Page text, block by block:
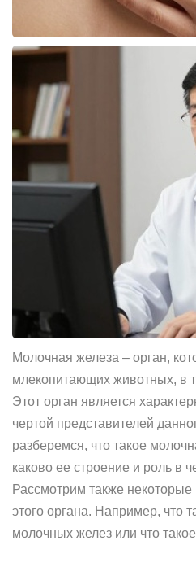
Молочная железа – орган,
млекопитающих животных, в
Этот орган является
чертой представителей
разберемся, что такое
каково ее строение и роль в
Рассмотрим также
этого органа. Например, что
молочных желез или что